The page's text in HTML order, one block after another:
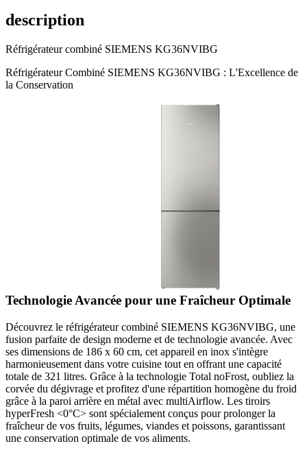
description
Réfrigérateur combiné SIEMENS KG36NVIBG
Réfrigérateur Combiné SIEMENS KG36NVIBG : L'Excellence de
la Conservation
Technologie Avancée pour une Fraîcheur Optimale
Découvrez le réfrigérateur combiné SIEMENS KG36NVIBG, une
fusion parfaite de design moderne et de technologie avancée. Avec
ses dimensions de 186 x 60 cm, cet appareil en inox s'intègre
harmonieusement dans votre cuisine tout en offrant une capacité
totale de 321 litres. Grâce à la technologie Total noFrost, oubliez la
corvée du dégivrage et profitez d'une répartition homogène du froid
grâce à la paroi arrière en métal avec multiAirflow. Les tiroirs
hyperFresh <0°C> sont spécialement conçus pour prolonger la
fraîcheur de vos fruits, légumes, viandes et poissons, garantissant
une conservation optimale de vos aliments.